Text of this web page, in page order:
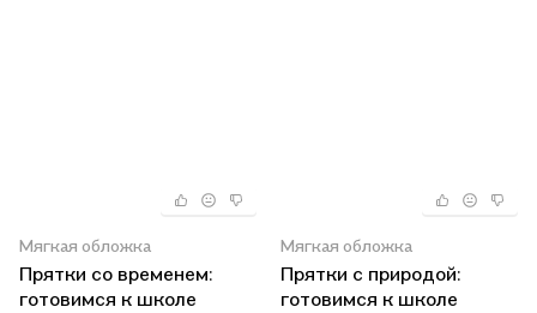
Мягкая обложка
Прятки со временем:
готовимся к школе
Мягкая обложка
Прятки с природой:
готовимся к школе